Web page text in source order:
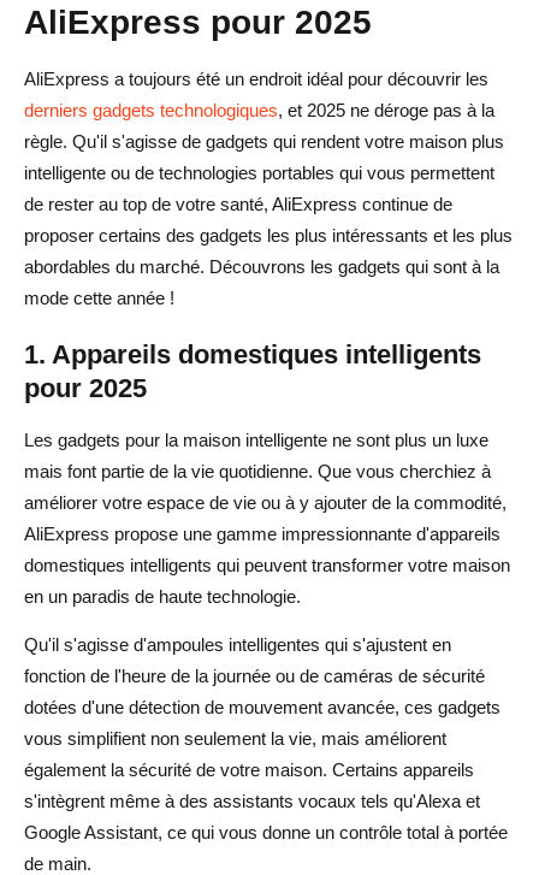
AliExpress pour 2025
AliExpress a toujours été un endroit idéal pour découvrir les
derniers gadgets technologiques, et 2025 ne déroge pas à la
règle. Qu'il s'agisse de gadgets qui rendent votre maison plus
intelligente ou de technologies portables qui vous permettent
de rester au top de votre santé, AliExpress continue de
proposer certains des gadgets les plus intéressants et les plus
abordables du marché. Découvrons les gadgets qui sont à la
mode cette année !
1. Appareils domestiques intelligents
pour 2025
Les gadgets pour la maison intelligente ne sont plus un luxe
mais font partie de la vie quotidienne. Que vous cherchiez à
améliorer votre espace de vie ou à y ajouter de la commodité,
AliExpress propose une gamme impressionnante d'appareils
domestiques intelligents qui peuvent transformer votre maison
en un paradis de haute technologie.
Qu'il s'agisse d'ampoules intelligentes qui s'ajustent en
fonction de l'heure de la journée ou de caméras de sécurité
dotées d'une détection de mouvement avancée, ces gadgets
vous simplifient non seulement la vie, mais améliorent
également la sécurité de votre maison. Certains appareils
s'intègrent même à des assistants vocaux tels qu'Alexa et
Google Assistant, ce qui vous donne un contrôle total à portée
de main.